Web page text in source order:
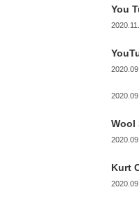
You
Wool
Kurt